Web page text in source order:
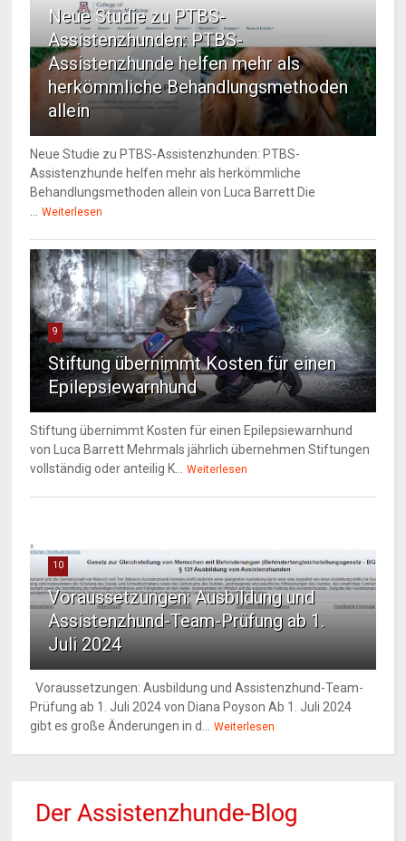
Neue Studie zu PTBS-
Assistenzhunden: PTBS-
Assistenzhunde helfen mehr als
herkömmliche Behandlungsmethoden
allein
Neue Studie zu PTBS-Assistenzhunden: PTBS-
Assistenzhunde helfen mehr als herkömmliche
Behandlungsmethoden allein von Luca Barrett Die
... Weiterlesen
9
Stiftung übernimmt Kosten für einen
Epilepsiewarnhund
Stiftung übernimmt Kosten für einen Epilepsiewarnhund
von Luca Barrett Mehrmals jährlich übernehmen Stiftungen
vollständig oder anteilig K... Weiterlesen
10
Voraussetzungen: Ausbildung und
Assistenzhund-Team-Prüfung ab 1.
Juli 2024
Voraussetzungen: Ausbildung und Assistenzhund-Team-
Prüfung ab 1. Juli 2024 von Diana Poyson Ab 1. Juli 2024
gibt es große Änderungen in d... Weiterlesen